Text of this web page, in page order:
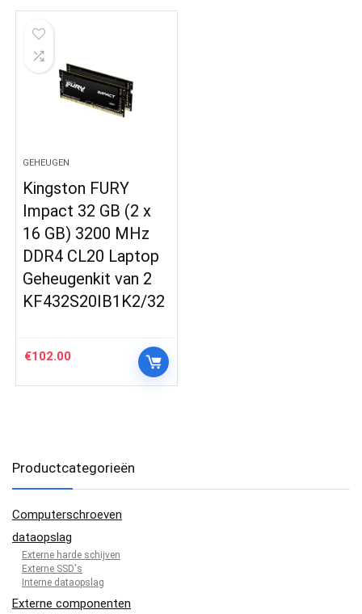
GEHEUGEN
Kingston FURY
Impact 32 GB (2 x
16 GB) 3200 MHz
DDR4 CL20 Laptop
Geheugenkit van 2
KF432S20IB1K2/32
€102.00
Productcategorieën
Computerschroeven
dataopslag
Externe harde schijven
Externe SSD's
Interne dataopslag
Externe componenten